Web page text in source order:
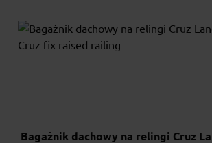
Bagażnik dachowy na relingi Cruz